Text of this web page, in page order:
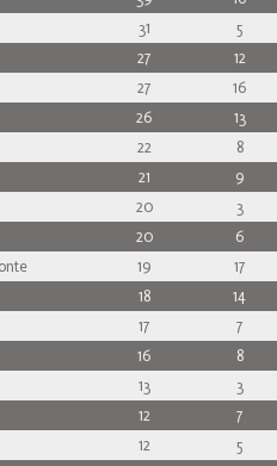
31
5
27
12
27
16
26
13
22
8
21
9
20
3
20
6
19
17
18
14
17
7
16
8
13
3
12
7
12
5